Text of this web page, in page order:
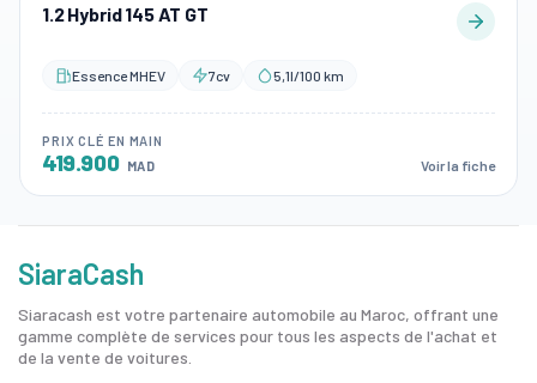
1.2 Hybrid 145 AT GT
Essence MHEV 7cv 5,1l/100 km
PRIX CLÉ EN MAIN
419.900 MAD Voir la fiche
SiaraCash
Siaracash est votre partenaire automobile au Maroc, offrant une
gamme complète de services pour tous les aspects de l'achat et
de la vente de voitures.